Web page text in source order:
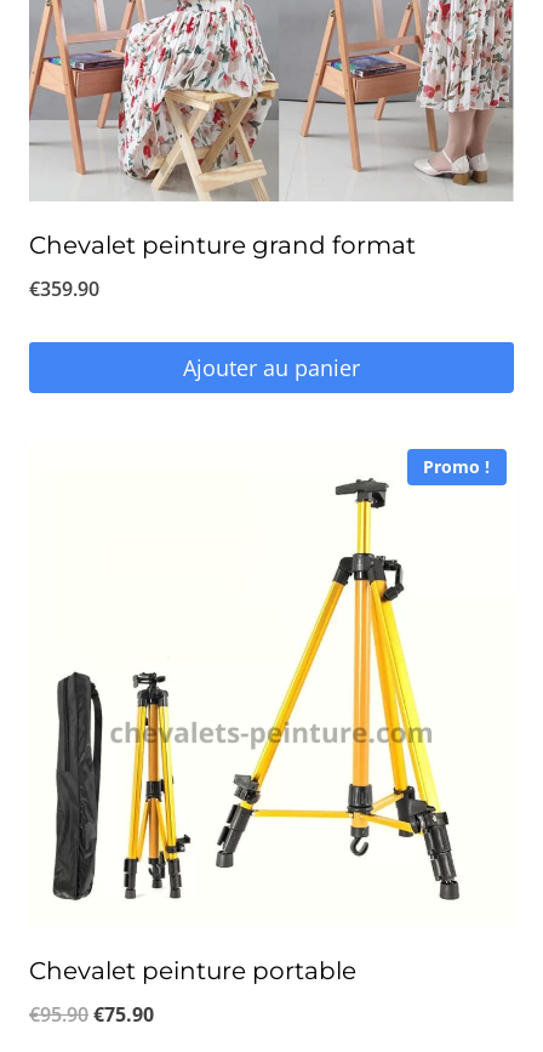
Chevalet peinture grand format
€359.90
Ajouter au panier
Promo !
Chevalet peinture portable
€95.90Le
€75.90Le